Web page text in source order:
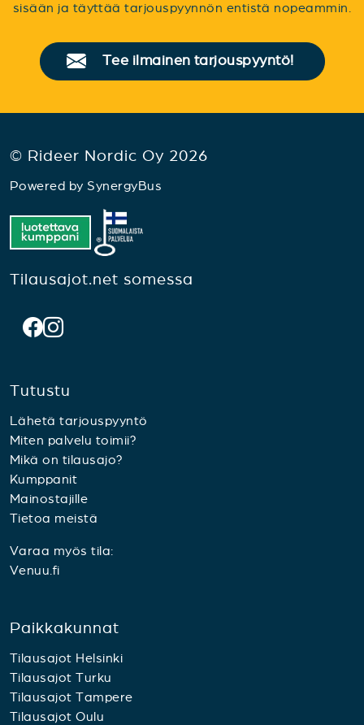
sisään ja täyttää tarjouspyynnön entistä nopeammin.
Tee ilmainen tarjouspyyntö!
© Rideer Nordic Oy 2026
Powered by SynergyBus
Tilausajot.net somessa
Tutustu
Lähetä tarjouspyyntö
Miten palvelu toimii?
Mikä on tilausajo?
Kumppanit
Mainostajille
Tietoa meistä
Varaa myös tila:
Venuu.fi
Paikkakunnat
Tilausajot Helsinki
Tilausajot Turku
Tilausajot Tampere
Tilausajot Oulu